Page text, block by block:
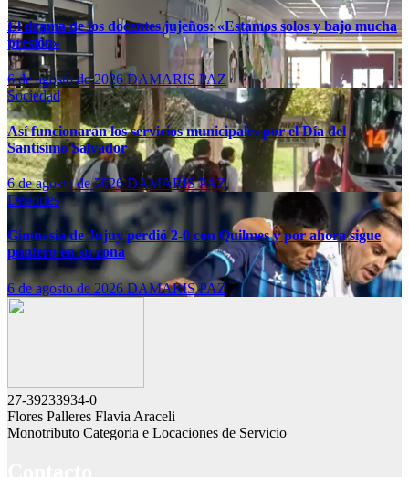
El drama de los docentes jujeños: «Estamos solos y bajo mucha
presión»
6 de agosto de 2026 DAMARIS PAZ
Sociedad
Así funcionarán los servicios municipales por el Día del
Santísimo Salvador
6 de agosto de 2026DAMARIS PAZ
Deportes
Gimnasia de Jujuy perdió 2-0 con Quilmes y por ahora sigue
puntero en su zona
6 de agosto de 2026DAMARIS PAZ
27-39233934-0
Flores Palleres Flavia Araceli
Monotributo Categoria e Locaciones de Servicio